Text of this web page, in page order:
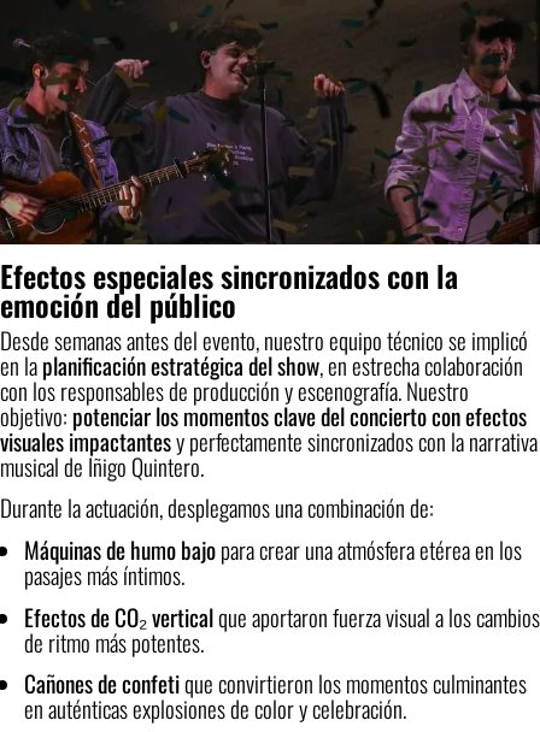
Efectos especiales sincronizados con la
emoción del público
Desde semanas antes del evento, nuestro equipo técnico se implicó
en laplanificación estratégica del show, en estrecha colaboración
con los responsables de producción y escenografía. Nuestro
objetivo: potenciar los momentos clave del concierto con efectos
visuales impactantesy perfectamente sincronizados con la narrativa
musical de Iñigo Quintero.
Durante la actuación, desplegamos una combinación de:
Máquinas de humo bajopara crear una atmósfera etérea en los
pasajes más íntimos.
Efectos de CO₂ verticalque aportaron fuerza visual a los cambios
de ritmo más potentes.
Cañones de confetique convirtieron los momentos culminantes
en auténticas explosiones de color y celebración.